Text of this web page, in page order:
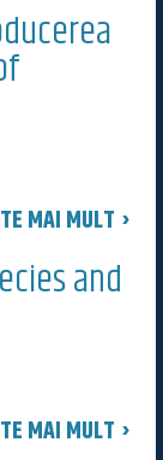
MAI MULT ›
and
MAI MULT ›